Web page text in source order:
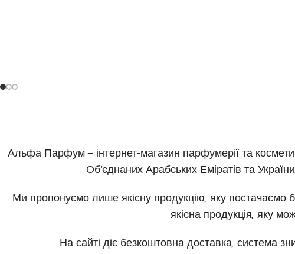
Альфа Парфум — інтернет-магазин парфумерії та
Об’єднаних Арабських Еміратів та
Ми пропонуємо лише якісну продукцію, яку
якісна продукція, яку
На сайті діє безкоштовна доставка, система